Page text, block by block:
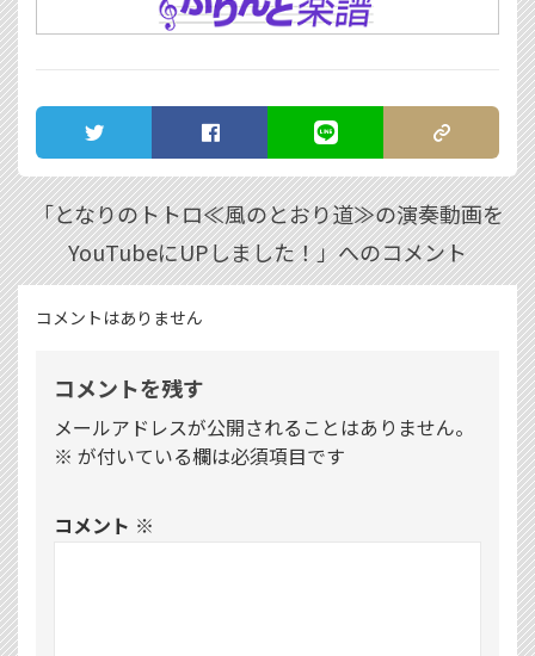
TWEET SHARE LINE COPY LINK
「となりのトトロ≪風のとおり道≫の演奏動画を
YouTubeにUPしました！」へのコメント
コメントはありません
コメントを残す
メールアドレスが公開されることはありません。
※ が付いている欄は必須項目です
コメント ※